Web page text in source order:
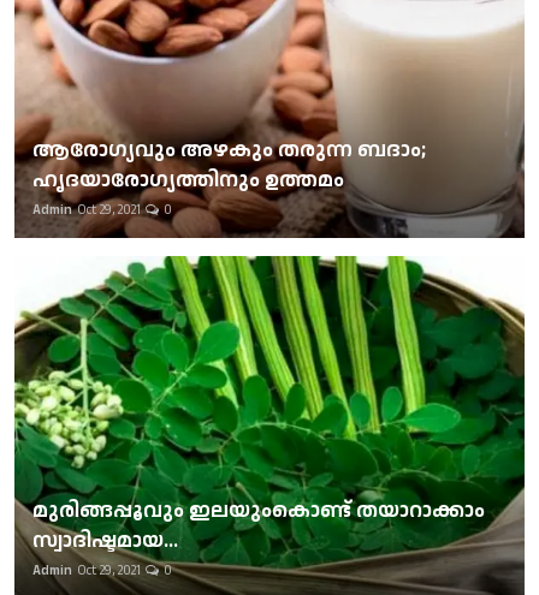
ആരോഗ്യവും അഴകും തരുന്ന ബദാം;
ഹൃദയാരോഗ്യത്തിനും ഉത്തമം
Admin Oct 29, 2021 0
മുരിങ്ങപ്പൂവും ഇലയുംകൊണ്ട് തയാറാക്കാം
സ്വാദിഷ്ടമായ...
Admin Oct 29, 2021 0